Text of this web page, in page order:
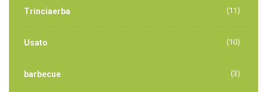
Trinciaerba (11)
Usato (10)
barbecue (3)